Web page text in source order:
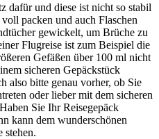
dafür und diese ist nicht so stabil
packen und auch Flaschen
gewickelt, um Brüche zu
Flugreise ist zum Beispiel die
Gefäßen über 100 ml nicht
sicheren Gepäckstück
also bitte genau vorher, ob Sie
oder lieber mit dem sicheren
Sie Ihr Reisegepäck
kann dem wunderschönen
stehen.